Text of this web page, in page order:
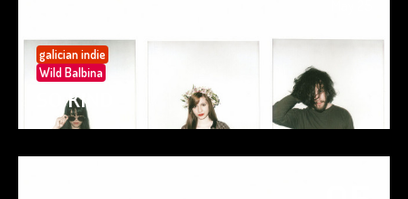
galician indie
Wild Balbina
SO KIND